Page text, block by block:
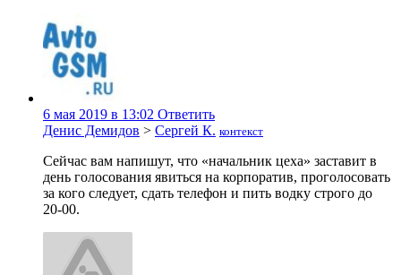
6 мая 2019 в 13:02 Ответить
Денис Демидов > Сергей К. контекст
Сейчас вам напишут, что «начальник цеха» заставит в
день голосования явиться на корпоратив, проголосовать
за кого следует, сдать телефон и пить водку строго до
20-00.